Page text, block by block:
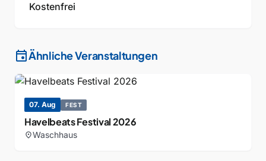
Kostenfrei
eventÄhnliche Veranstaltungen
07. Aug FEST
Havelbeats Festival 2026
location_onWaschhaus